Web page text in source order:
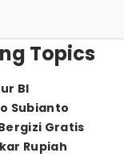
Topics
BI
Subianto
Gratis
Rupiah